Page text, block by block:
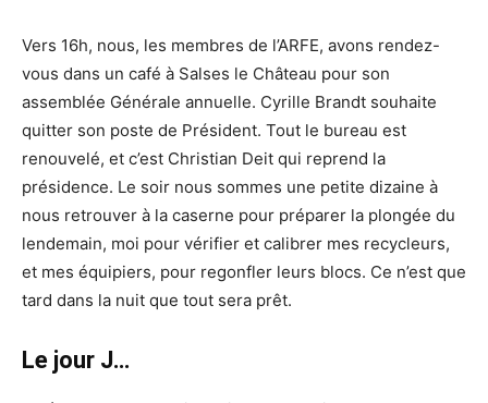
Vers 16h, nous, les membres de l’ARFE, avons rendez-
vous dans un café à Salses le Château pour son
assemblée Générale annuelle. Cyrille Brandt souhaite
quitter son poste de Président. Tout le bureau est
renouvelé, et c’est Christian Deit qui reprend la
présidence. Le soir nous sommes une petite dizaine à
nous retrouver à la caserne pour préparer la plongée du
lendemain, moi pour vérifier et calibrer mes recycleurs,
et mes équipiers, pour regonfler leurs blocs. Ce n’est que
tard dans la nuit que tout sera prêt.
Le jour J…